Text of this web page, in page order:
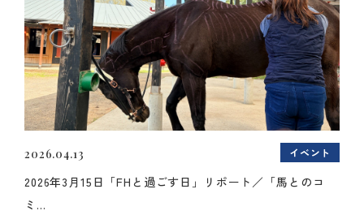
2026.04.13 イベント
2026年3月15日「FHと過ごす日」リポート／「馬とのコ
ミ...